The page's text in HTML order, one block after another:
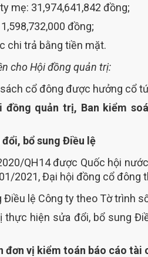
mẹ: 31,974,641,842 đồng;
đồng;
chi trả bằng tiền mặt.
cho Hội đồng quản trị:
cổ đông được hưởng cổ
đồng quản trị, Ban kiểm
bổ sung Điều lệ
QH14 được Quốc hội
2021, Đại hội đồng cổ đông
Điều lệ Công ty theo Tờ trình
thực hiện sửa đổi, bổ sung
đơn vị kiểm toán báo cáo tài